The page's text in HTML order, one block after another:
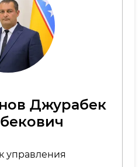
Джурабек
управления